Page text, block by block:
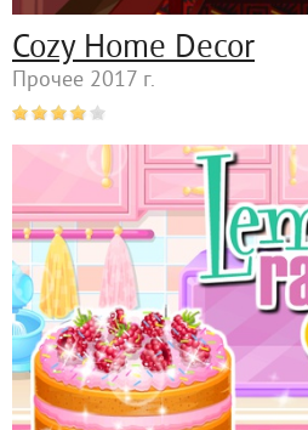
Cozy Home Decor
Прочее 2017 г.